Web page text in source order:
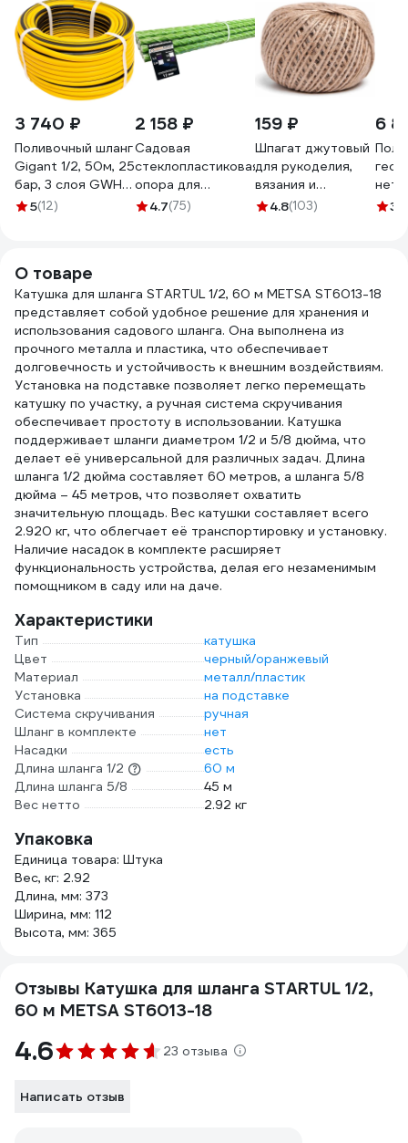
3 740 ₽
Поливочный шланг
Gigant 1/2, 50м, 25
бар, 3 слоя GWH-
075(12)
2 158 ₽
Садовая
стеклопластиковая
опора для
подвязки
4660228920519
4.7(75)
159 ₽
Шпагат джутовый
для рукоделия,
вязания и
подвязки
4.8(103)
6
3.6
О товаре
Катушка для шланга STARTUL 1/2, 60 м METSA ST6013-18
представляет собой удобное решение для хранения и
использования садового шланга. Она выполнена из
прочного металла и пластика, что обеспечивает
долговечность и устойчивость к внешним воздействиям.
Установка на подставке позволяет легко перемещать
катушку по участку, а ручная система скручивания
обеспечивает простоту в использовании. Катушка
поддерживает шланги диаметром 1/2 и 5/8 дюйма, что
делает её универсальной для различных задач. Длина
шланга 1/2 дюйма составляет 60 метров, а шланга 5/8
дюйма – 45 метров, что позволяет охватить
значительную площадь. Вес катушки составляет всего
2.920 кг, что облегчает её транспортировку и установку.
Наличие насадок в комплекте расширяет
функциональность устройства, делая его незаменимым
помощником в саду или на даче.
Характеристики
Тип
катушка
Цвет
черный/оранжевый
Материал
металл/пластик
Установка
на подставке
Система скручивания
ручная
Шланг в комплекте
нет
Насадки
есть
Длина шланга 1/2
60 м
Длина шланга 5/8
45 м
Вес нетто
2.92 кг
Упаковка
Единица товара: Штука
Вес, кг: 2.92
Длина, мм: 373
Ширина, мм: 112
Высота, мм: 365
Отзывы Катушка для шланга STARTUL 1/2,
60 м METSA ST6013-18
4.6 23 отзыва
Написать отзыв